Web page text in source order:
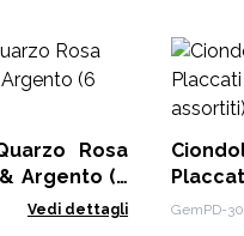
Rosa
Argento (6
Vedi dettagli GemPD-30